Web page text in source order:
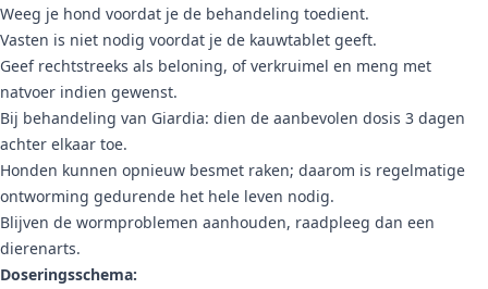
Weeg je hond voordat je de behandeling toedient.
Vasten is niet nodig voordat je de kauwtablet geeft.
Geef rechtstreeks als beloning, of verkruimel en meng met
natvoer indien gewenst.
Bij behandeling van Giardia: dien de aanbevolen dosis 3 dagen
achter elkaar toe.
Honden kunnen opnieuw besmet raken; daarom is regelmatige
ontworming gedurende het hele leven nodig.
Blijven de wormproblemen aanhouden, raadpleeg dan een
dierenarts.
Doseringsschema: